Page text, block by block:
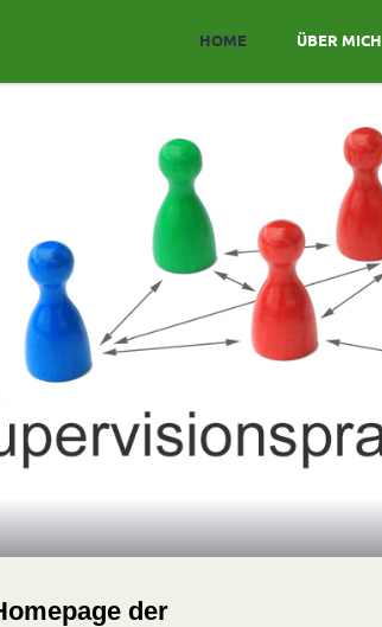
HOME ÜBER MICH
der